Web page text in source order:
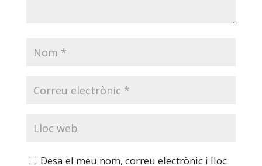
Desa el meu nom, correu electrònic i lloc